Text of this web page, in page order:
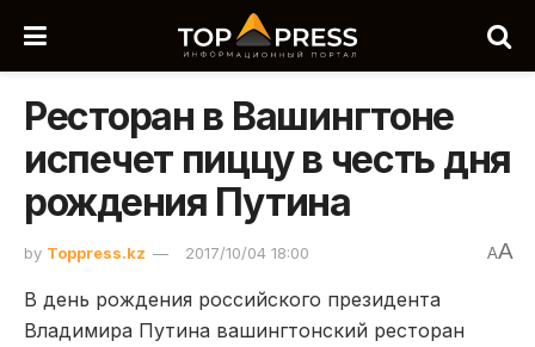
Ресторан в Вашингтоне
испечет пиццу в честь дня
рождения Путина
by Toppress.kz 2017/10/04 18:00 AA
В день рождения российского президента
Владимира Путина вашингтонский ресторан